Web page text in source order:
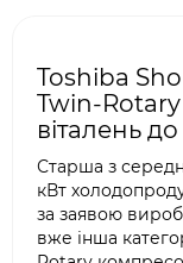
Toshiba
Twin-
віталень
Старша з
кВт
за заявою
вже інша